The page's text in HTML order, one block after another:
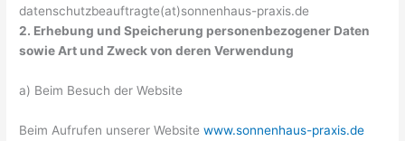
datenschutzbeauftragte(at)sonnenhaus-praxis.de
2. Erhebung und Speicherung personenbezogener Daten
sowie Art und Zweck von deren Verwendung
a) Beim Besuch der Website
Beim Aufrufen unserer Websitewww.sonnenhaus-praxis.de